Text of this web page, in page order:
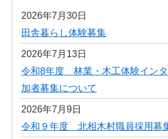
2026年7月30日
田舎暮らし体験募集
2026年7月13日
令和8年度 林業・木工体験イン
加者募集について
2026年7月9日
令和９年度 北相木村職員採用募